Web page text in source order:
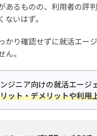
あるものの、利用者の評
いはず。
かり確認せずに就活エー
。
ジニア向けの就活エージ
ット・デメリットや利用